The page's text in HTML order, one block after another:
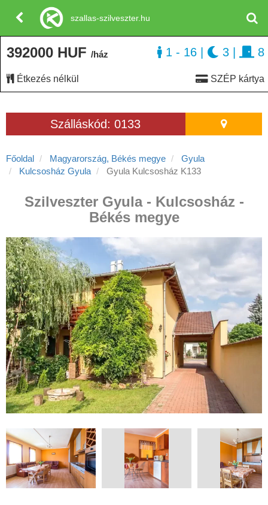
Szálláskód: 0133
Főoldal Magyarország, Békés megye
Gyula
Kulcsosház Gyula
Gyula Kulcsosház K133
Szilveszter Gyula - Kulcsosház -
Békés megye
392000 HUF /ház
Étkezés nélkül SZÉP kártya
1 - 16 3 8
szallas-szilveszter.hu